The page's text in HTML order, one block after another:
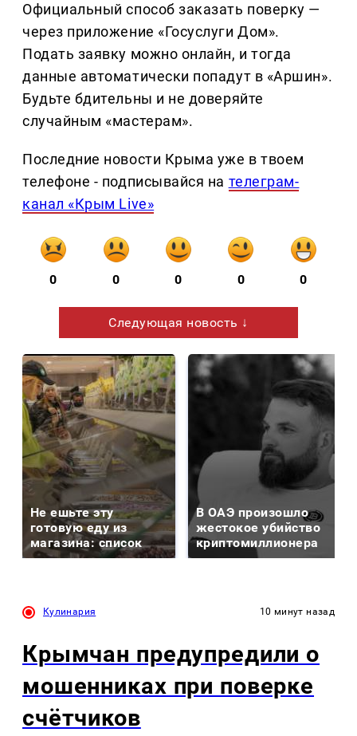
Официальный способ заказать поверку —
через приложение «Госуслуги Дом».
Подать заявку можно онлайн, и тогда
данные автоматически попадут в «Аршин».
Будьте бдительны и не доверяйте
случайным «мастерам».
Последние новости Крыма уже в твоем
телефоне - подписывайся на телеграм-
канал «Крым Live»
0 0 0 0 0
Следующая новость ↓
Не ешьте эту
готовую еду из
магазина: список
В ОАЭ произошло
жестокое убийство
криптомиллионера
Кулинария 10 минут назад
Крымчан предупредили о
мошенниках при поверке
счётчиков